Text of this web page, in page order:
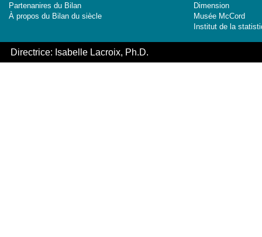
Partenanires du Bilan
À propos du Bilan du siècle
Dimension
Musée McCord
Institut de la
Directrice: Isabelle Lacroix, Ph.D.